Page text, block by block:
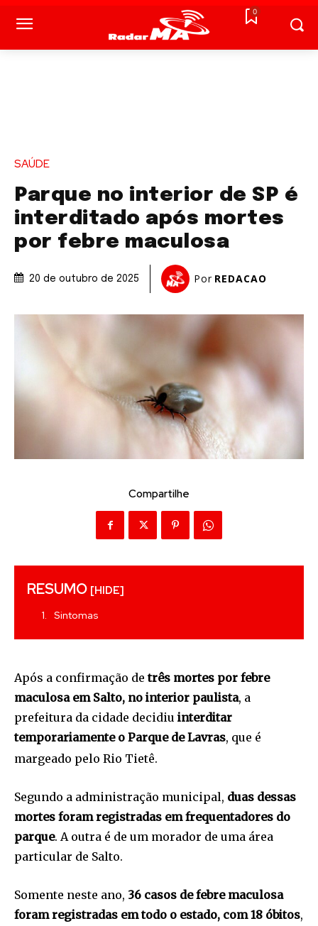
0
SAÚDE
Parque no interior de SP é
interditado após mortes
por febre maculosa
20 de outubro de 2025 Por REDACAO
Compartilhe
RESUMO [HIDE]
Sintomas
Após a confirmação de três mortes por febre
maculosa em Salto, no interior paulista, a
prefeitura da cidade decidiu interditar
temporariamente o Parque de Lavras, que é
margeado pelo Rio Tietê.
Segundo a administração municipal, duas dessas
mortes foram registradas em frequentadores do
parque. A outra é de um morador de uma área
particular de Salto.
Somente neste ano, 36 casos de febre maculosa
foram registradas em todo o estado, com 18 óbitos,